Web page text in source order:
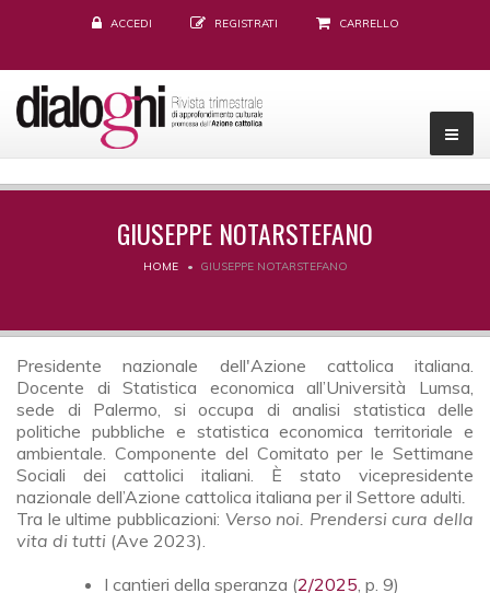
ACCEDI REGISTRATI CARRELLO
GIUSEPPE NOTARSTEFANO
HOME GIUSEPPE NOTARSTEFANO
Presidente nazionale dell'Azione cattolica italiana.
Docente di Statistica economica all’Università Lumsa,
sede di Palermo, si occupa di analisi statistica delle
politiche pubbliche e statistica economica territoriale e
ambientale. Componente del Comitato per le Settimane
Sociali dei cattolici italiani. È stato vicepresidente
nazionale dell’Azione cattolica italiana per il Settore adulti.
Tra le ultime pubblicazioni: Verso noi. Prendersi cura della
vita di tutti (Ave 2023).
I cantieri della speranza (2/2025, p. 9)